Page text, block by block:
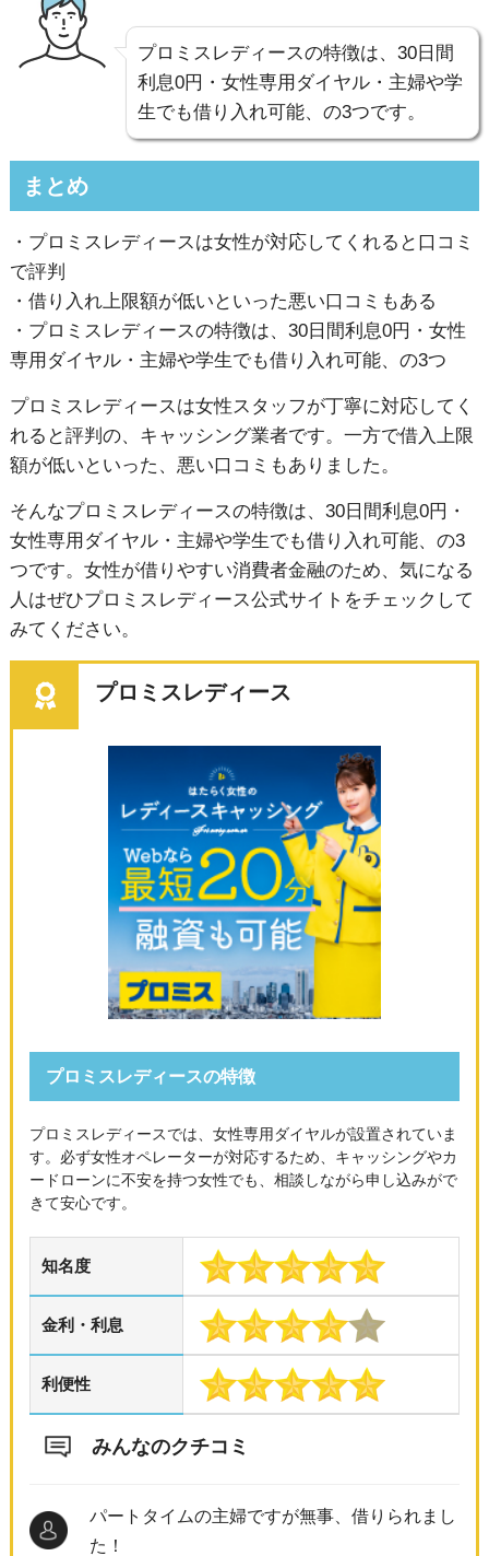
プロミスレディースの特徴は、30日間
利息0円・女性専用ダイヤル・主婦や学
生でも借り入れ可能、の3つです。
まとめ
・プロミスレディースは女性が対応してくれると口コミ
で評判
・借り入れ上限額が低いといった悪い口コミもある
・プロミスレディースの特徴は、30日間利息0円・女性
専用ダイヤル・主婦や学生でも借り入れ可能、の3つ
プロミスレディースは女性スタッフが丁寧に対応してく
れると評判の、キャッシング業者です。一方で借入上限
額が低いといった、悪い口コミもありました。
そんなプロミスレディースの特徴は、30日間利息0円・
女性専用ダイヤル・主婦や学生でも借り入れ可能、の3
つです。女性が借りやすい消費者金融のため、気になる
人はぜひプロミスレディース公式サイトをチェックして
みてください。
プロミスレディース
プロミスレディースの特徴
プロミスレディースでは、女性専用ダイヤルが設置されていま
す。必ず女性オペレーターが対応するため、キャッシングやカ
ードローンに不安を持つ女性でも、相談しながら申し込みがで
きて安心です。
知名度
金利・利息
利便性
みんなのクチコミ
パートタイムの主婦ですが無事、借りられまし
た！